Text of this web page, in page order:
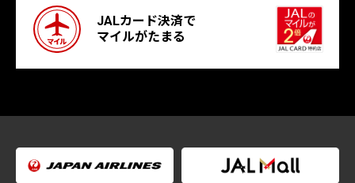
JALカード決済で
マイルがたまる